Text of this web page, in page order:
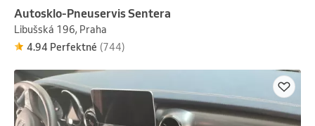
Autosklo-Pneuservis Sentera
Libušská 196, Praha
4.94 Perfektné (744)